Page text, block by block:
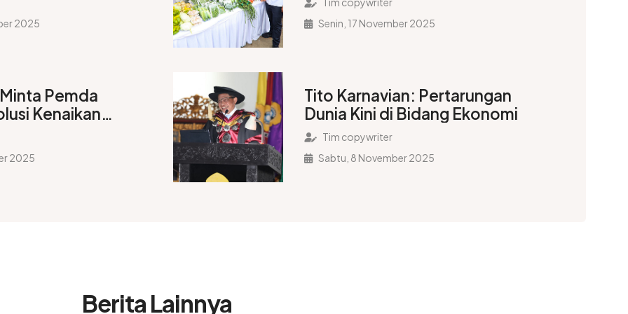
Papua
2025
Pemda
Kenaikan
Penyumbang
2025
Senin, 17 November 2025
Tito Karnavian: Pertarungan
Dunia Kini di Bidang Ekonomi
Tim copywriter
Sabtu, 8 November 2025
Berita Lainnya